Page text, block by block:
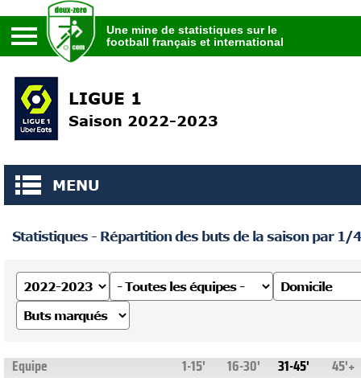
football français et international
Une mine de statistiques sur le
football français et international
LIGUE 1
Saison 2022-2023
MENU
Statistiques - Répartition des buts de la saison par 1/
Equipe 1-15' 16-30' 31-45' 45'+